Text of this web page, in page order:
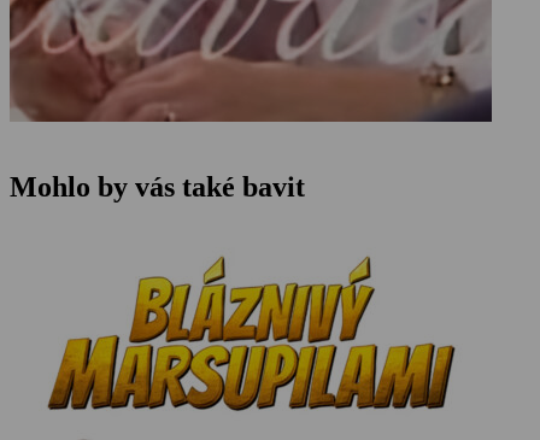
Mohlo by vás také bavit